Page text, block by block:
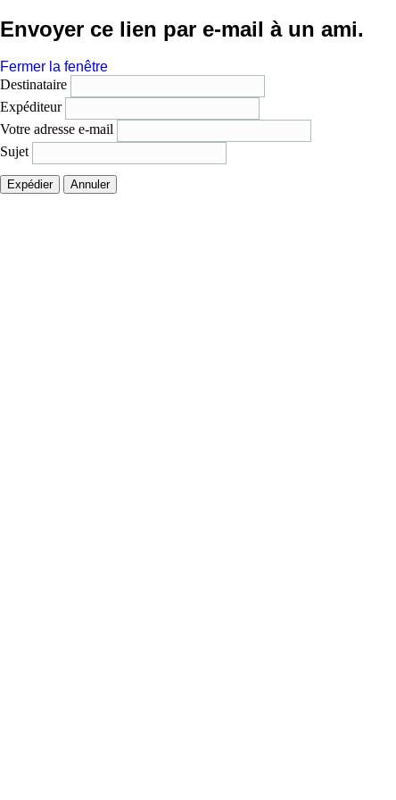
Envoyer ce lien par e-mail à un ami.
Fermer la fenêtre
Destinataire
Expéditeur
Votre adresse e-mail
Sujet
Expédier Annuler